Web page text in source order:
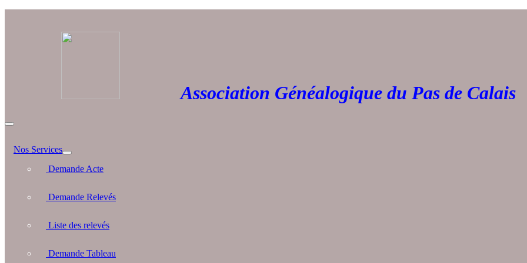
Association Généalogique du Pas de
Nos Services
Demande Acte
Demande Relevés
Liste des relevés
Demande Tableau